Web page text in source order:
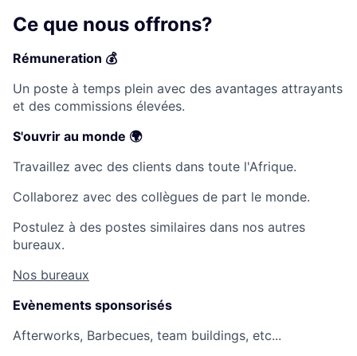
Ce que nous offrons?
Rémuneration 💰
Un poste à temps plein avec des avantages attrayants
et des commissions élevées.
S'ouvrir au monde 🌍
Travaillez avec des clients dans toute l'Afrique.
Collaborez avec des collègues de part le monde.
Postulez à des postes similaires dans nos autres
bureaux.
Nos bureaux
Evènements sponsorisés
Afterworks, Barbecues, team buildings, etc...